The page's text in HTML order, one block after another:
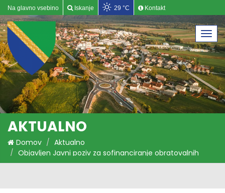
Na glavno vsebino Iskanje 29 °C Kontakt
AKTUALNO
Domov
Aktualno
Objavljen Javni poziv za sofinanciranje obratovalnih
stroškov podjetjem v gostinstvu in turizmu v času